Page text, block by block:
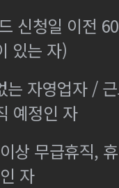
신청일 이전
있는 자)
는 자영업자 /
예정인 자
상 무급휴직,
자